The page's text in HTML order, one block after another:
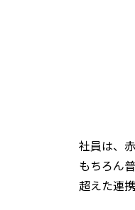
社員は、
もちろん
超えた連